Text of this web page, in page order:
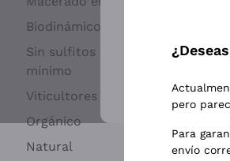
Biodinámico
Sin sulfitos añadidos o
mínimo
Viticultores Independientes
Orgánico
Natural
Para máspero
Para
envío